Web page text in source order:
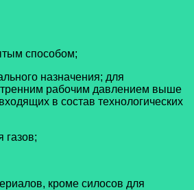
способом;
назначения; для
рабочим давлением выше
в состав технологических
газов;
кроме силосов для